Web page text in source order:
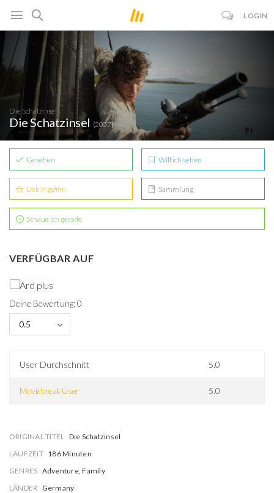
LOGIN
Die Schatzinsel
Die Schatzinsel (2007)
Gesehen Will ich sehen
Lieblingsfilm Sammlung
Schaue ich gerade
VERFÜGBAR AUF
Deine Bewertung: 0
0.5
User Durchschnitt 5.0
Moviebreak User 5.0
ORIGINAL TITEL Die Schatzinsel
LAUFZEIT 186 Minuten
GENRES Adventure, Family
LÄNDER Germany